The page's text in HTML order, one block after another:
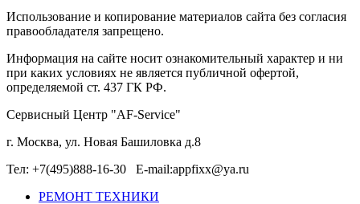
Использование и копирование материалов сайта без согласия
правообладателя запрещено.
Информация на сайте носит ознакомительный характер и ни
при каких условиях не является публичной офертой,
определяемой ст. 437 ГК РФ.
Сервисный Центр "AF-Service"
г. Москва, ул. Новая Башиловка д.8
Тел: +7(495)888-16-30 E-mail:appfixx@ya.ru
РЕМОНТ ТЕХНИКИ